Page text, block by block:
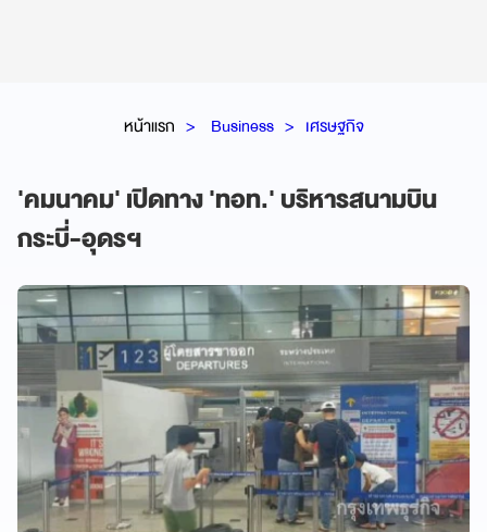
หน้าแรก Business เศรษฐกิจ
'คมนาคม' เปิดทาง 'ทอท.' บริหารสนามบิน
กระบี่-อุดรฯ